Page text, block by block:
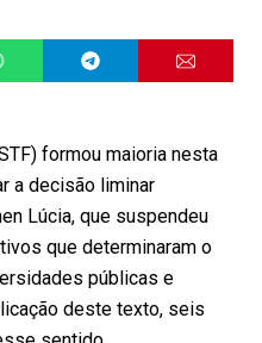
formou maioria nesta
a decisão liminar
Lúcia, que suspendeu
que determinaram o
públicas e
deste texto, seis